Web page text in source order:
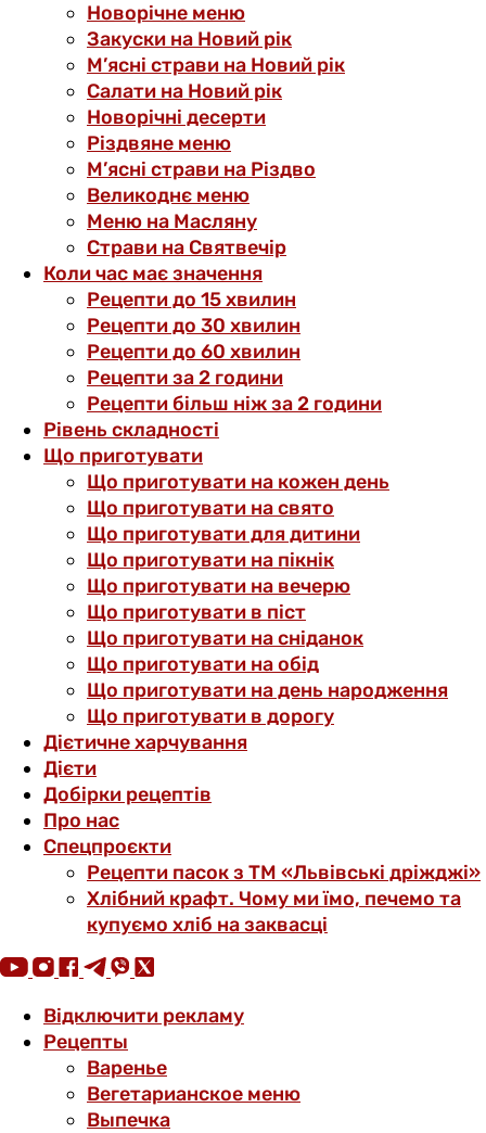
Новорічне меню
Закуски на Новий рік
М’ясні страви на Новий рік
Салати на Новий рік
Новорічні десерти
Різдвяне меню
М’ясні страви на Різдво
Великоднє меню
Меню на Масляну
Страви на Святвечір
Коли час має значення
Рецепти до 15 хвилин
Рецепти до 30 хвилин
Рецепти до 60 хвилин
Рецепти за 2 години
Рецепти більш ніж за 2 години
Рівень складності
Що приготувати
Що приготувати на кожен день
Що приготувати на свято
Що приготувати для дитини
Що приготувати на пікнік
Що приготувати на вечерю
Що приготувати в піст
Що приготувати на сніданок
Що приготувати на обід
Що приготувати на день народження
Що приготувати в дорогу
Дієтичне харчування
Дієти
Добірки рецептів
Про нас
Спецпроєкти
Рецепти пасок з ТМ «Львівські дріжджі»
Хлібний крафт. Чому ми їмо, печемо та
купуємо хліб на заквасці
Відключити рекламу
Рецепты
Варенье
Вегетарианское меню
Выпечка